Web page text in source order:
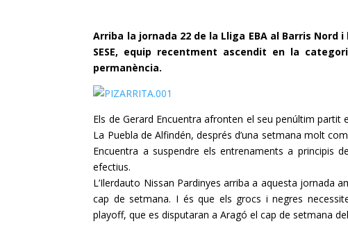
Arriba la jornada 22 de la Lliga EBAal Barris Nord i
SESE, equip recentment ascendit en la
permanència.
Els de Gerard Encuentra afronten el seu penúltim partit
La Puebla de Alfindén, després d’una setmana molt
Encuentra a suspendre els entrenaments a principis
efectius.
L’Ilerdauto Nissan Pardinyes arriba a aquesta jornada
cap de setmana. I és que els grocs i negres
playoff, que es disputaran a Aragó el cap de setmana